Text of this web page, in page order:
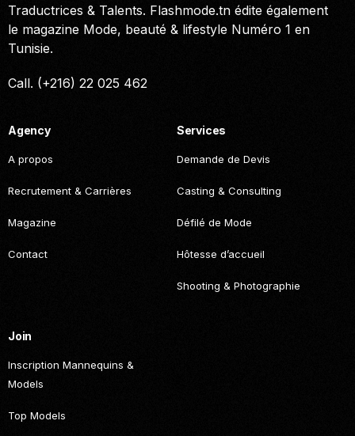
Traductrices & Talents. Flashmode.tn édite également
le magazine Mode, beauté & lifestyle Numéro 1 en
Tunisie.
Call. (+216) 22 025 462
Agency
A propos
Recrutement & Carrières
Magazine
Contact
Services
Demande de Devis
Casting & Consulting
Défilé de Mode
Hôtesse d’accueil
Shooting & Photographie
Join
Inscription Mannequins &
Models
Top Models